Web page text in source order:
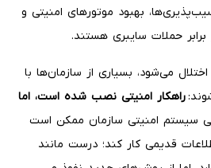
بهبود موتورهای امنیتی و
حملات سایبری هستند.
می‌شود، بسیاری از سازمان‌ها با
راهکار امنیتی نصب شده است، اما
سیستم امنیتی سازمان ممکن است
قدیمی کار کند؛ درست مانند